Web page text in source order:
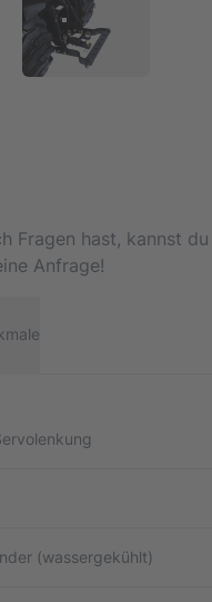
Fragen hast, kannst du
Anfrage!
(wassergekühlt)